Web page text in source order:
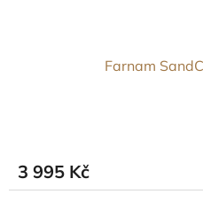
Farnam
3 995 Kč